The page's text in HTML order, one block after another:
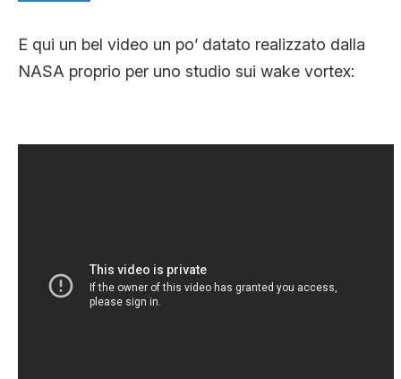
E qui un bel video un po’ datato realizzato dalla
NASA proprio per uno studio sui wake vortex: